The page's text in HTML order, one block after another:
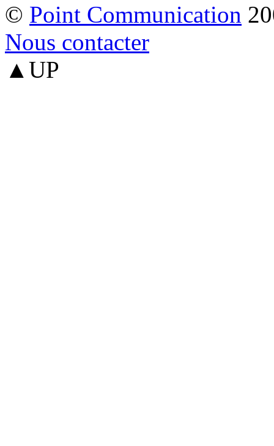
© Point Communication
Nous contacter
▲UP